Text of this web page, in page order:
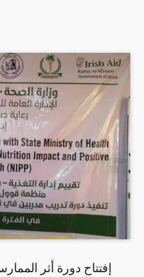
إفتتاح دورة أثر